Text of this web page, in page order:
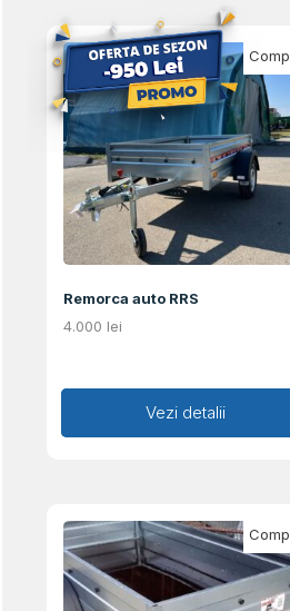
Remorca auto RRS
4.000 lei
Adaugă în coș
Vezi detalii